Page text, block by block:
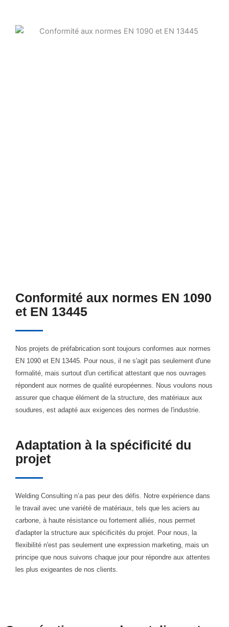
Conformité aux normes EN 1090
et EN 13445
Nos projets de préfabrication sont toujours conformes aux normes
EN 1090 et EN 13445. Pour nous, il ne s'agit pas seulement d'une
formalité, mais surtout d'un certificat attestant que nos ouvrages
répondent aux normes de qualité européennes. Nous voulons nous
assurer que chaque élément de la structure, des matériaux aux
soudures, est adapté aux exigences des normes de l'industrie.
Adaptation à la spécificité du
projet
Welding Consulting n’a pas peur des défis. Notre expérience dans
le travail avec une variété de matériaux, tels que les aciers au
carbone, à haute résistance ou fortement alliés, nous permet
d'adapter la structure aux spécificités du projet. Pour nous, la
flexibilité n'est pas seulement une expression marketing, mais un
principe que nous suivons chaque jour pour répondre aux attentes
les plus exigeantes de nos clients.